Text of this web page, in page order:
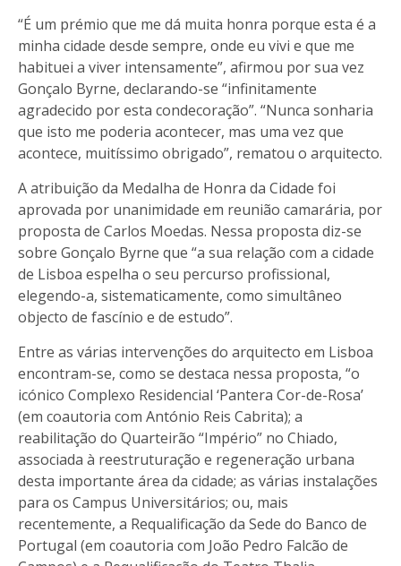
“É um prémio que me dá muita honra porque esta é a
minha cidade desde sempre, onde eu vivi e que me
habituei a viver intensamente”, afirmou por sua vez
Gonçalo Byrne, declarando-se “infinitamente
agradecido por esta condecoração”. “Nunca sonharia
que isto me poderia acontecer, mas uma vez que
acontece, muitíssimo obrigado”, rematou o arquitecto.
A atribuição da Medalha de Honra da Cidade foi
aprovada por unanimidade em reunião camarária, por
proposta de Carlos Moedas. Nessa proposta diz-se
sobre Gonçalo Byrne que “a sua relação com a cidade
de Lisboa espelha o seu percurso profissional,
elegendo-a, sistematicamente, como simultâneo
objecto de fascínio e de estudo”.
Entre as várias intervenções do arquitecto em Lisboa
encontram-se, como se destaca nessa proposta, “o
icónico Complexo Residencial ‘Pantera Cor-de-Rosa’
(em coautoria com António Reis Cabrita); a
reabilitação do Quarteirão “Império” no Chiado,
associada à reestruturação e regeneração urbana
desta importante área da cidade; as várias instalações
para os Campus Universitários; ou, mais
recentemente, a Requalificação da Sede do Banco de
Portugal (em coautoria com João Pedro Falcão de